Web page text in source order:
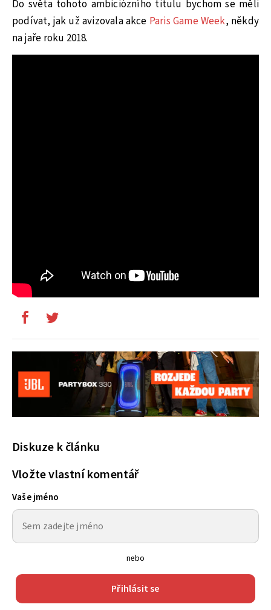
Do světa tohoto ambiciózního titulu bychom se měli
podívat, jak už avizovala akce Paris Game Week, někdy
na jaře roku 2018.
Diskuze k článku
Vložte vlastní komentář
Vaše jméno
nebo
Přihlásit se